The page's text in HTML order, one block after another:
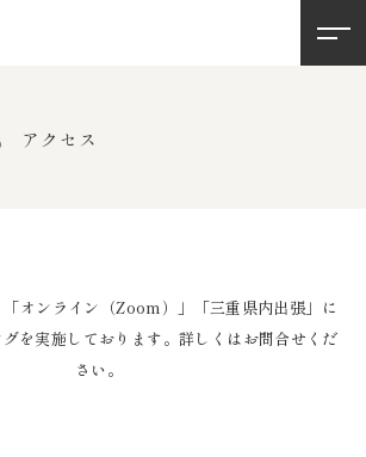
アクセス
「オンライン（Zoom）」「三重県内出張」に
を実施しております。詳しくはお問合せくだ
さい。